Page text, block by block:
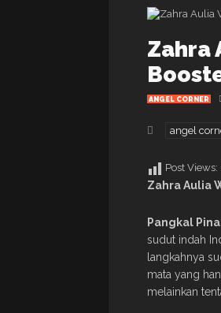
Zahra
ANGEL CORNER
angel
Post Views:
Zahra Aulia
Pangkal
sudut indah
langkahnya
mata yang
melainkan